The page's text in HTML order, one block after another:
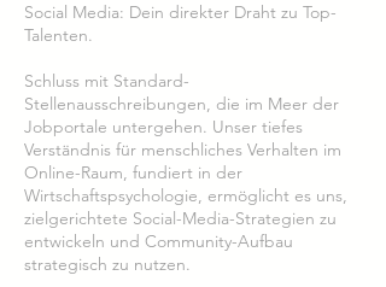
Social Media: Dein direkter Draht zu Top-
Talenten.
Schluss mit Standard-
Stellenausschreibungen, die im Meer der
Jobportale untergehen. Unser tiefes
Verständnis für menschliches Verhalten im
Online-Raum, fundiert in der
Wirtschaftspsychologie, ermöglicht es uns,
zielgerichtete Social-Media-Strategien zu
entwickeln und Community-Aufbau
strategisch zu nutzen.